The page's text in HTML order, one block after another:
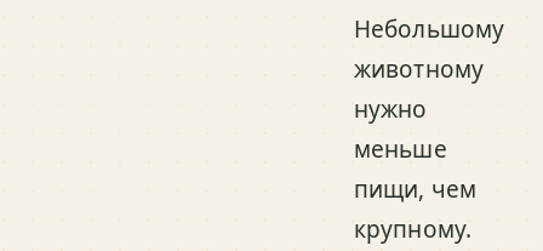
Небольшому
животному
нужно
меньше
пищи, чем
крупному.